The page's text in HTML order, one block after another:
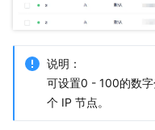
说明：
可设置0 - 100的数
个 IP 节点。